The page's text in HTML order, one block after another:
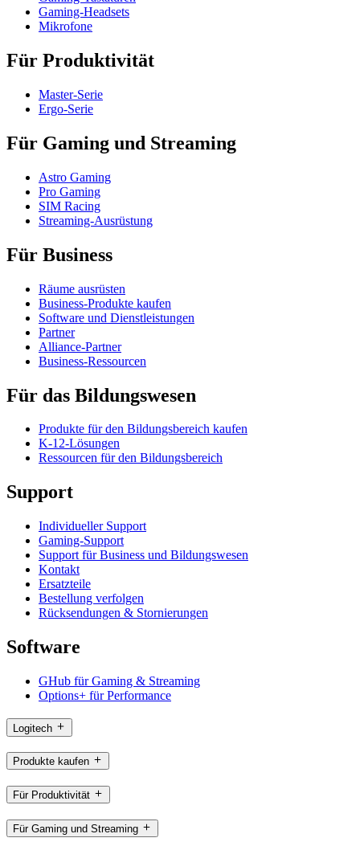
Gaming-Headsets
Mikrofone
Für Produktivität
Master-Serie
Ergo-Serie
Für Gaming und Streaming
Astro Gaming
Pro Gaming
SIM Racing
Streaming-Ausrüstung
Für Business
Räume ausrüsten
Business-Produkte kaufen
Software und Dienstleistungen
Partner
Alliance-Partner
Business-Ressourcen
Für das Bildungswesen
Produkte für den Bildungsbereich kaufen
K-12-Lösungen
Ressourcen für den Bildungsbereich
Support
Individueller Support
Gaming-Support
Support für Business und Bildungswesen
Kontakt
Ersatzteile
Bestellung verfolgen
Rücksendungen & Stornierungen
Software
GHub für Gaming & Streaming
Options+ für Performance
Logitech
Produkte kaufen
Für Produktivität
Für Gaming und Streaming